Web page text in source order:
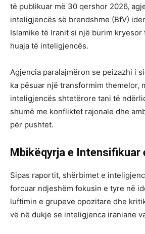
të publikuar më 30 qershor 2026,
inteligjencës së brendshme (BfV)
Islamike të Iranit si një burim
huaja të inteligjencës.
Agjencia paralajmëron se peizazhi i
ka pësuar një transformim themelor,
inteligjencës shtetërore tani të
shumë me konfliktet rajonale dhe
për pushtet.
Mbikëqyrja e Intensifikuar
Sipas raportit, shërbimet e
forcuar ndjeshëm fokusin e tyre në
luftimin e grupeve opozitare dhe
vë në dukje se inteligjenca iraniane